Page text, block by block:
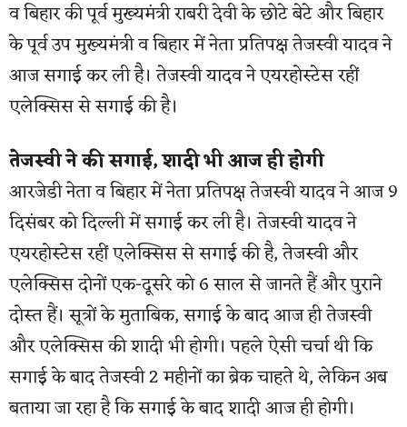
व बिहार की पूर्व मुख्यमंत्री राबरी देवी के छोटे बेटे और बिहार
के पूर्व उप मुख्यमंत्री व बिहार में नेता प्रतिपक्ष तेजस्वी यादव ने
आज सगाई कर ली है। तेजस्वी यादव ने एयरहोस्टेस रहीं
एलेक्सिस से सगाई की है।
तेजस्वी ने की सगाई, शादी भी आज ही होगी
आरजेडी नेता व बिहार में नेता प्रतिपक्ष तेजस्वी यादव ने आज 9
दिसंबर को दिल्ली में सगाई कर ली है। तेजस्वी यादव ने
एयरहोस्टेस रहीं एलेक्सिस से सगाई की है, तेजस्वी और
एलेक्सिस दोनों एक-दूसरे को 6 साल से जानते हैं और पुराने
दोस्त हैं। सूत्रों के मुताबिक, सगाई के बाद आज ही तेजस्वी
और एलेक्सिस की शादी भी होगी। पहले ऐसी चर्चा थी कि
सगाई के बाद तेजस्वी 2 महीनों का ब्रेक चाहते थे, लेकिन अब
बताया जा रहा है कि सगाई के बाद शादी आज ही होगी।